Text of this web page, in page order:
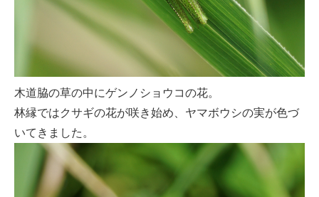
木道脇の草の中にゲンノショウコの花。
林縁ではクサギの花が咲き始め、ヤマボウシの実が色づ
いてきました。